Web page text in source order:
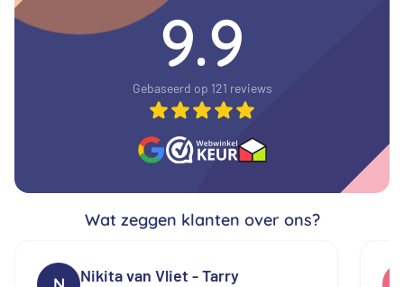
9.9
Gebaseerd op 121 reviews
Wat zeggen klanten over ons?
Nikita van Vliet - Tarry